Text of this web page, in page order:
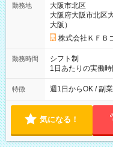
勤務地
大阪市北区
大阪府大阪市北区
大阪）
株式会社ＫＦＢ
勤務時間
シフト制
1日あたりの実働
9:30~18:00 実働
16:00~21:30 実働
特徴 週1日からOK / 副
気になる！